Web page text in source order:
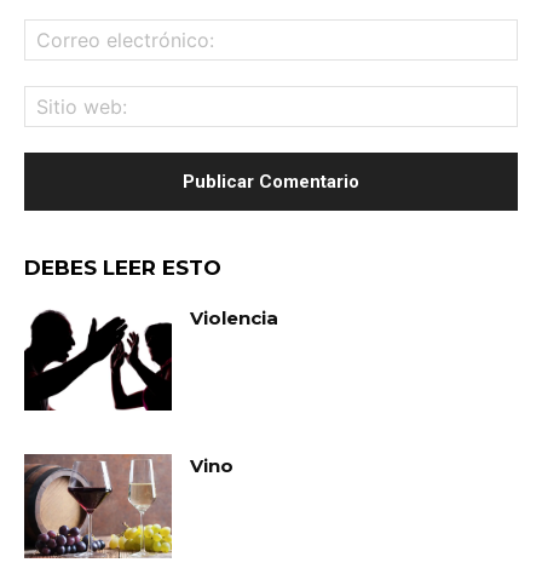
DEBES LEER ESTO
Violencia
Vino